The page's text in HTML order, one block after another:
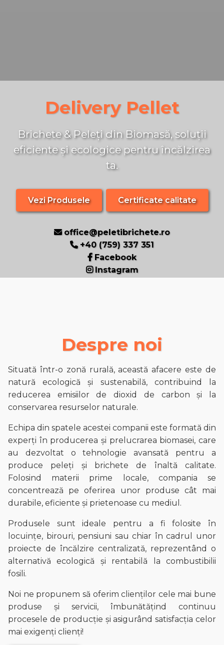
Delivery Pellet
Brichete & Peleți din Biomasă, soluții
eficiente și ecologice pentru încălzirea
ta.
Vezi Produsele Certificate calitate
office@peletibrichete.ro
+40 (759) 337 351
Facebook
Instagram
Despre noi
Situată într-o zonă rurală, această afacere este de
natură ecologică și sustenabilă, contribuind la
reducerea emisiilor de dioxid de carbon și la
conservarea resurselor naturale.
Echipa din spatele acestei companii este formată din
experți în producerea și prelucrarea biomasei, care
au dezvoltat o tehnologie avansată pentru a
produce peleți și brichete de înaltă calitate.
Folosind materii prime locale, compania se
concentrează pe oferirea unor produse cât mai
durabile, eficiente și prietenoase cu mediul.
Produsele sunt ideale pentru a fi folosite în
locuințe, birouri, pensiuni sau chiar în cadrul unor
proiecte de încălzire centralizată, reprezentând o
alternativă ecologică și rentabilă la combustibilii
fosili.
Noi ne propunem să oferim clienților cele mai bune
produse și servicii, îmbunătățind continuu
procesele de producție și asigurând satisfacția celor
mai exigenți clienți!